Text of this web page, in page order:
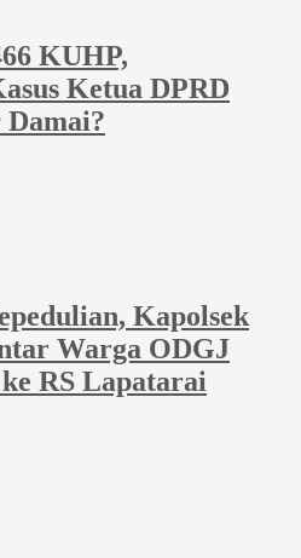
KUHP,
Ketua DPRD
Kapolsek
Warga ODGJ
RS Lapatarai